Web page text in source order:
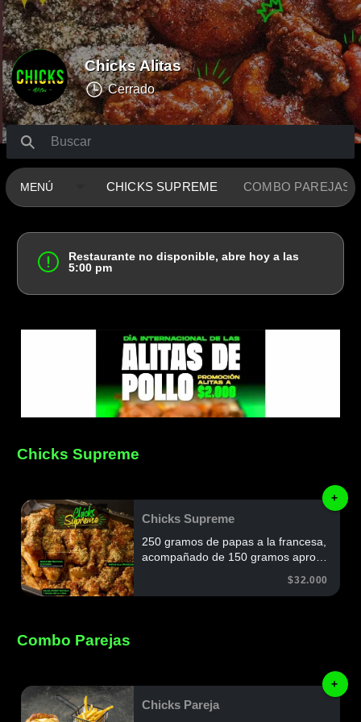
Chicks Alitas
Cerrado
CHICKS SUPREME COMBO PAREJAS
Restaurante no disponible, abre hoy a las
5:00 pm
Chicks Supreme
+
Chicks Supreme
250 gramos de papas a la francesa,
acompañado de 150 gramos aprox
salsa sweet bufalo, salsa de la casa
$32.000
Combo Parejas
+
Chicks Pareja